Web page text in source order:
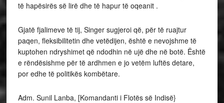
të hapësirës së lirë dhe të hapur të oqeanit .
Gjatë fjalimeve të tij, Singer sugjeroi që, për të ruajtur
paqen, fleksibilitetin dhe vetëdijen, është e nevojshme të
kuptohen ndryshimet që ndodhin në ujë dhe në botë. Është
e rëndësishme për të ardhmen e jo vetëm luftës detare,
por edhe të politikës kombëtare.
Adm. Sunil Lanba, [Komandanti i Flotës së Indisë}